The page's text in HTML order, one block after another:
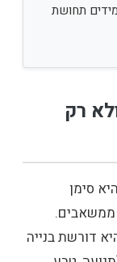
תחושת
רק
סימן
ממשאבים.
דורשת בנייה